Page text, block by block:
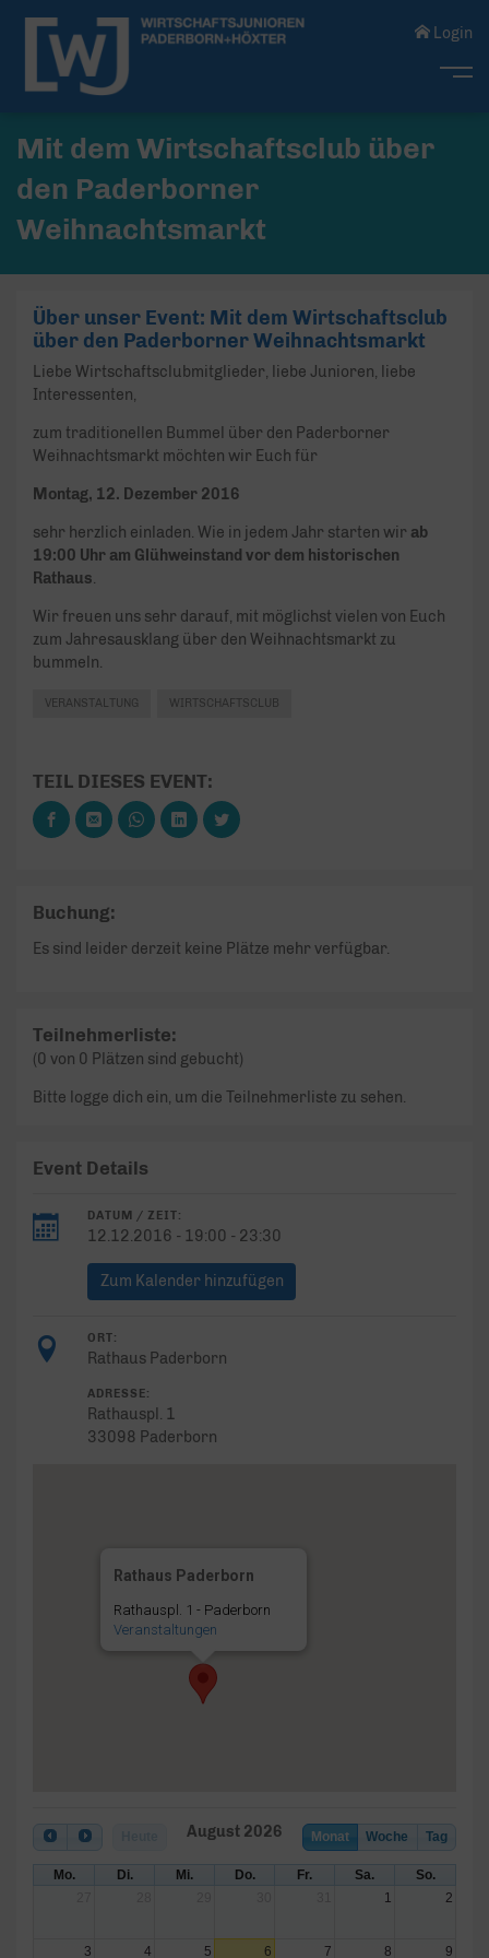
Login
Mit dem Wirtschaftsclub über
den Paderborner
Weihnachtsmarkt
Über unser Event: Mit dem Wirtschaftsclub
über den Paderborner Weihnachtsmarkt
Liebe Wirtschaftsclubmitglieder, liebe Junioren, liebe
Interessenten,
zum traditionellen Bummel über den Paderborner
Weihnachtsmarkt möchten wir Euch für
Montag, 12. Dezember 2016
sehr herzlich einladen. Wie in jedem Jahr starten wir ab
19:00 Uhr am Glühweinstand vor dem historischen
Rathaus.
Wir freuen uns sehr darauf, mit möglichst vielen von Euch
zum Jahresausklang über den Weihnachtsmarkt zu
bummeln.
VERANSTALTUNG WIRTSCHAFTSCLUB
TEIL DIESES EVENT:
Buchung:
Es sind leider derzeit keine Plätze mehr verfügbar.
Teilnehmerliste:
(0 von 0 Plätzen sind gebucht)
Bitte logge dich ein, um die Teilnehmerliste zu sehen.
Event Details
DATUM / ZEIT:
12.12.2016 - 19:00 - 23:30
Zum Kalender hinzufügen
ORT:
Rathaus Paderborn
ADRESSE:
Rathauspl. 1
33098 Paderborn
Rathaus Paderborn
Rathauspl. 1 - Paderborn
Veranstaltungen
Monat Woche Tag
August 2026
Mo. Di. Mi. Do. Fr. Sa.
So.
1 2
3 4 5 6 7 8 9